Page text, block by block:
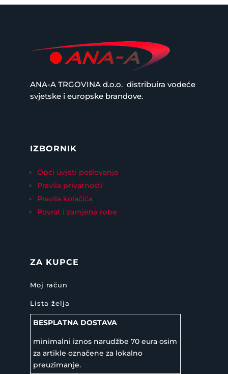
ANA-A TRGOVINA d.o.o. distribuira vodeće
svjetske i europske brandove.
IZBORNIK
Opći uvjeti poslovanja
Pravila privatnosti
Pravila kolačića
Povrat i zamjena robe
ZA KUPCE
Moj račun
Lista želja
BESPLATNA DOSTAVA
minimalni iznos narudžbe 70 eura osim
za artikle označene za lokalno
preuzimanje.